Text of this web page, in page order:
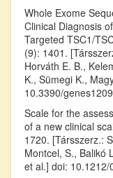
Whole Exome
Clinical Diagnosis
Targeted TSC1/
(9): 1401.
Horváth E. B.,
K., Sümegi K.,
10.3390/
Scale for the
of a new clinical
1720. [Társszerz.:
Montcel, S., Balikó
et al.] doi: